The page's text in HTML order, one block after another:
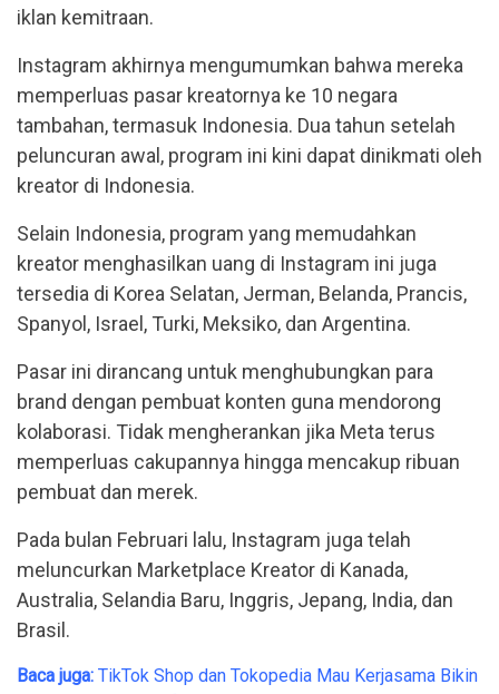
iklan kemitraan.
Instagram akhirnya mengumumkan bahwa mereka
memperluas pasar kreatornya ke 10 negara
tambahan, termasuk Indonesia. Dua tahun setelah
peluncuran awal, program ini kini dapat dinikmati oleh
kreator di Indonesia.
Selain Indonesia, program yang memudahkan
kreator menghasilkan uang di Instagram ini juga
tersedia di Korea Selatan, Jerman, Belanda, Prancis,
Spanyol, Israel, Turki, Meksiko, dan Argentina.
Pasar ini dirancang untuk menghubungkan para
brand dengan pembuat konten guna mendorong
kolaborasi. Tidak mengherankan jika Meta terus
memperluas cakupannya hingga mencakup ribuan
pembuat dan merek.
Pada bulan Februari lalu, Instagram juga telah
meluncurkan Marketplace Kreator di Kanada,
Australia, Selandia Baru, Inggris, Jepang, India, dan
Brasil.
Baca juga: TikTok Shop dan Tokopedia Mau Kerjasama Bikin